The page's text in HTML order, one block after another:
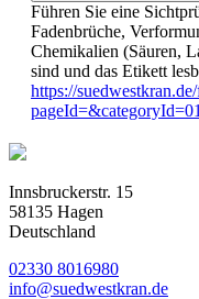
Führen Sie eine
Fadenbrüche,
Chemikalien (Säuren,
sind und das Etikett
https://
Innsbruckerstr. 15
58135 Hagen
Deutschland
02330 8016980
info@suedwestkran.de